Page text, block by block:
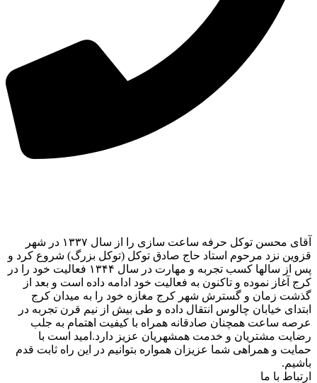
آقای محسن توکل حرفه ساعت سازی را از سال ۱۳۳۷ در شهر
قزوین نزد مرحوم استاد حاج صادق توکل (توکل بزرگ) شروع کرد و
پس از سالها کسب تجربه و مهارت در سال ۱۳۴۴ فعالیت خود را در
کرج آغاز نموده و تاکنون به فعالیت خود ادامه داده است و بعد از
گذشت زمان و گسترش شهر کرج مغازه خود را به میدان کرج
ابتدای خیابان چالوس انتقال داده و طی بیش از نیم قرن تجربه در
عرصه ساعت همچنان صادقانه همراه با کیفیت اهتمام به جلب
رضایت مشتریان و خدمت همشهریان عزیز دارد.امید است با
حمایت و همراهی شما عزیزان همواره بتوانیم در این راه ثابت قدم
باشیم.
ارتباط با ما